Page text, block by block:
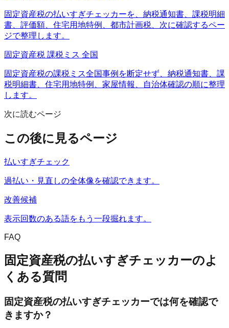
固定資産税の払いすぎチェッカーを、納税通知書、課税明細
書、評価額、住宅用地特例、都市計画税、次に確認するペー
ジで整理します。
固定資産税 課税ミス 全国
固定資産税の課税ミス全国事例を断定せず、納税通知書、課
税明細書、住宅用地特例、家屋情報、自治体確認の順に整理
します。
次に読むページ
この後に見るページ
払いすぎチェック
過払い・見直しの全体像を確認できます。
改善候補
表示回数のある語をもう一段掘れます。
FAQ
固定資産税の払いすぎチェッカーのよ
くある質問
固定資産税の払いすぎチェッカーでは何を確認で
きますか？